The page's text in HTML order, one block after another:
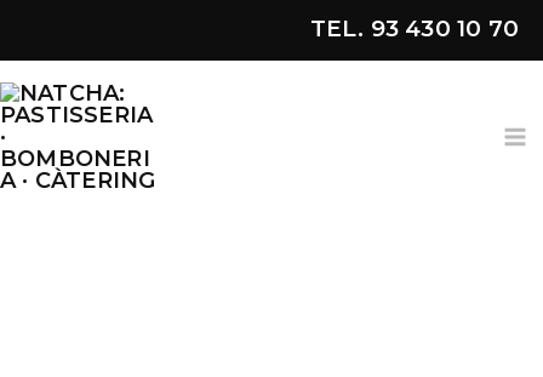
al
contenido
TEL. 93 430 10 70